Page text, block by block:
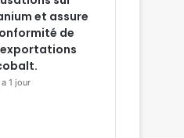
et assure
de
exportations
1 jour